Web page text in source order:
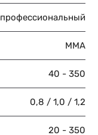
профессиональный
MMA
40 - 350
0,8 / 1,0 / 1,2
20 - 350